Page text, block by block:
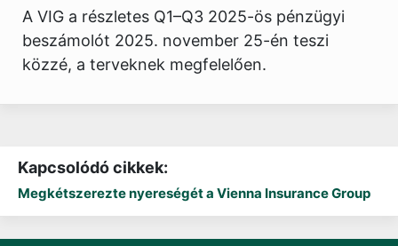
A VIG a részletes Q1–Q3 2025-ös pénzügyi
beszámolót 2025. november 25-én teszi
közzé, a terveknek megfelelően.
Kapcsolódó cikkek:
Megkétszerezte nyereségét a Vienna Insurance Group